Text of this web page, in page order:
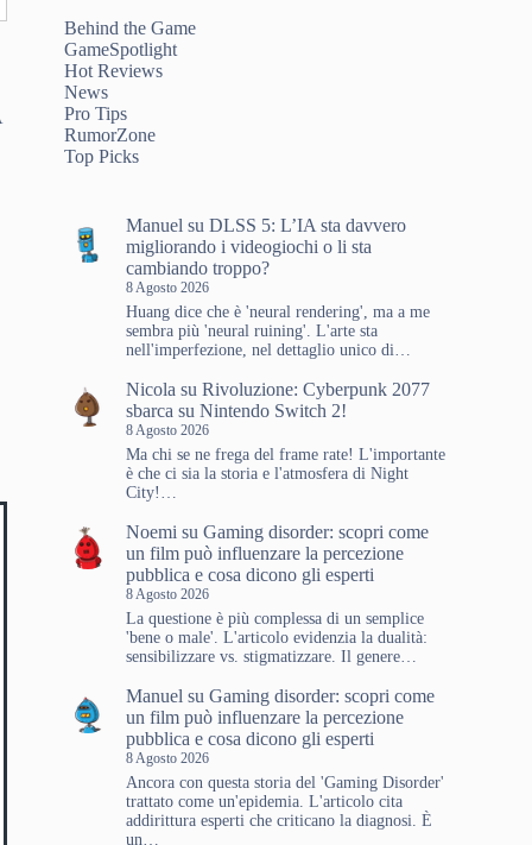
Behind the Game
GameSpotlight
Hot Reviews
News
Pro Tips
RumorZone
Top Picks
Manuel suDLSS 5: L’IA sta davvero
migliorando i videogiochi o li sta
cambiando troppo?
8 Agosto 2026
Huang dice che è 'neural rendering', ma a me
sembra più 'neural ruining'. L'arte sta
nell'imperfezione, nel dettaglio unico di…
Nicola suRivoluzione: Cyberpunk 2077
sbarca su Nintendo Switch 2!
8 Agosto 2026
Ma chi se ne frega del frame rate! L'importante
è che ci sia la storia e l'atmosfera di Night
City!…
Noemi suGaming disorder: scopri come
un film può influenzare la percezione
pubblica e cosa dicono gli esperti
8 Agosto 2026
La questione è più complessa di un semplice
'bene o male'. L'articolo evidenzia la dualità:
sensibilizzare vs. stigmatizzare. Il genere…
Manuel suGaming disorder: scopri come
un film può influenzare la percezione
pubblica e cosa dicono gli esperti
8 Agosto 2026
Ancora con questa storia del 'Gaming Disorder'
trattato come un'epidemia. L'articolo cita
addirittura esperti che criticano la diagnosi. È
un…